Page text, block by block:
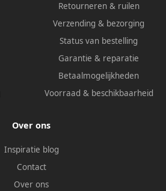
Retourneren & ruilen
Verzending & bezorging
Status van bestelling
Garantie & reparatie
Betaalmogelijkheden
Voorraad & beschikbaarheid
Over ons
Inspiratie blog
Contact
Over ons